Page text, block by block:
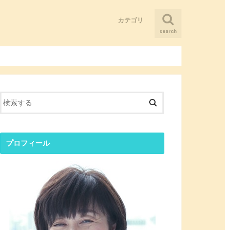
search
カテゴリ
プロフィール